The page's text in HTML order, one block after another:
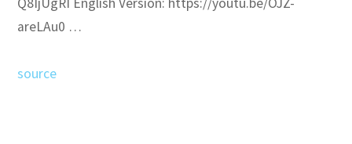
areLAu0 …
source